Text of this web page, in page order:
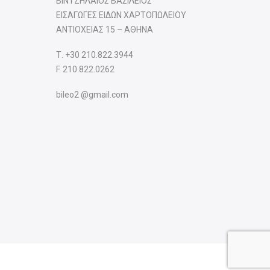
ΕΙΣΑΓΩΓΕΣ ΕΙΔΩΝ ΧΑΡΤΟΠΩΛΕΙΟΥ
ΑΝΤΙΟΧΕΙΑΣ 15 – ΑΘΗΝΑ
Τ. +30 210.822.3944
F. 210.822.0262
bileo2 @gmail.com